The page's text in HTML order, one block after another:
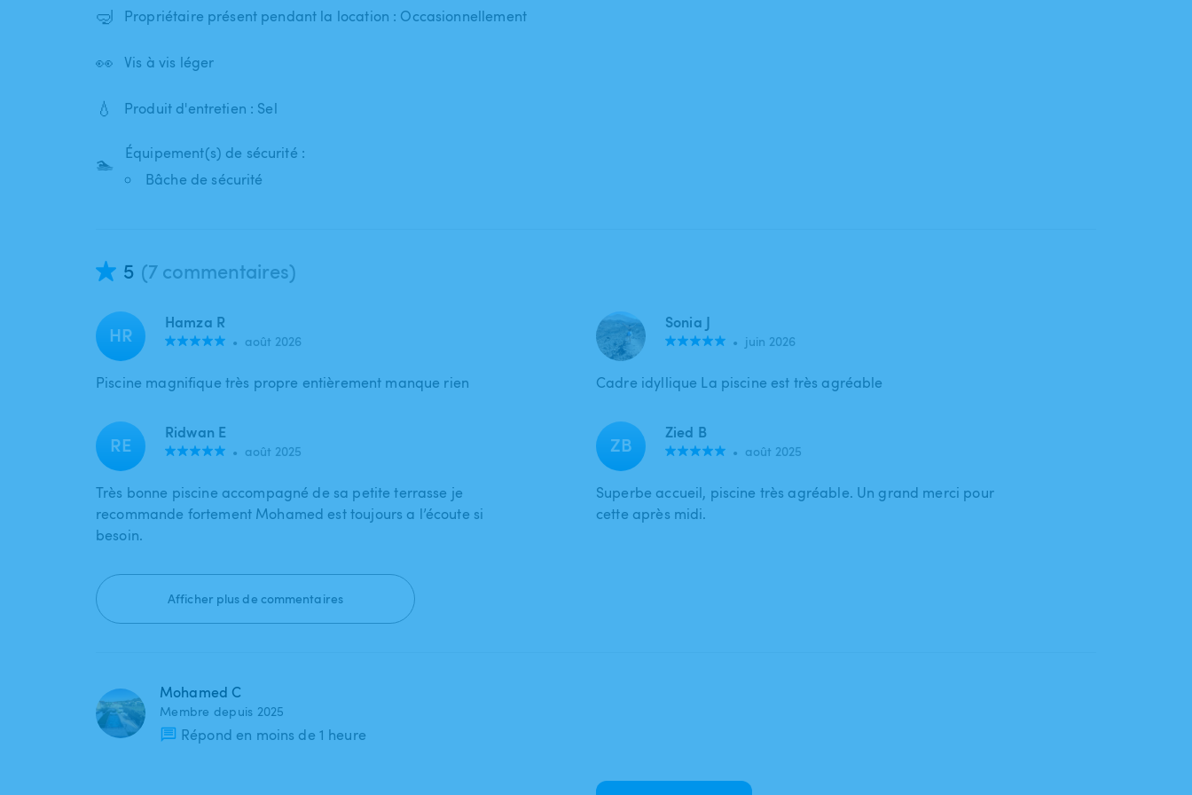
🤿 Propriétaire présent pendant la location : Occasionnellement
👀 Vis à vis léger
💧 Produit d'entretien : Sel
🏊
Équipement(s) de sécurité :
Bâche de sécurité
5 (7 commentaires)
HR Hamza R
• août 2026
Piscine magnifique très propre entièrement manque rien
Sonia J
• juin 2026
Cadre idyllique La piscine est très agréable
RE Ridwan E
• août 2025
Très bonne piscine accompagné de sa petite terrasse je
recommande fortement Mohamed est toujours a l’écoute si
besoin.
ZB Zied B
• août 2025
Superbe accueil, piscine très agréable. Un grand merci pour
cette après midi.
Afficher plus de commentaires
Mohamed C
Membre depuis 2025
Répond en moins de 1 heure